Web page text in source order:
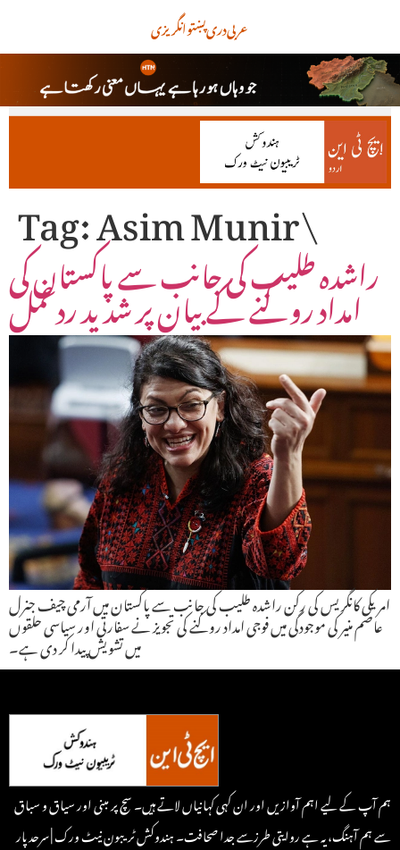
انگریزیپښتودریعربی
Tag:Asim Munir\
راشدہ طلیب کی جانب سے پاکستان کی
امداد روکنے کے بیان پر شدید ردعمل
امریکی کانگریس کی رکن راشدہ طلیب کی جانب سے پاکستان میں آرمی چیف جنرل
عاصم منیر کی موجودگی میں فوجی امداد روکنے کی تجویز نے سفارتی اور سیاسی حلقوں
میں تشویش پیدا کر دی ہے۔
ہم آپ کے لیے اہم آوازیں اور ان کہی کہانیاں لاتے ہیں۔ سچ پر مبنی اور سیاق و سباق
سے ہم آہنگ، یہ ہے روایتی طرزسے جدا صحافت۔ ہندوکش ٹریبون نیٹ ورک | سرحد پار